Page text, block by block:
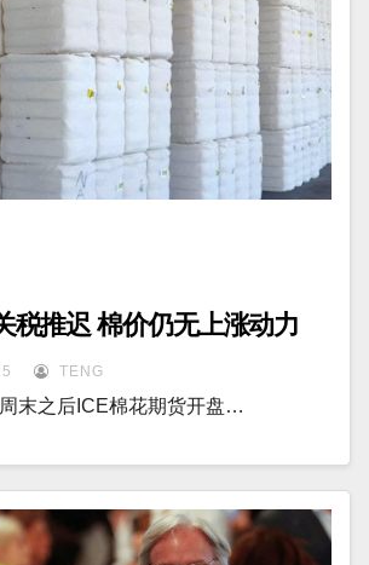
税推迟 棉价仍无上涨动力
TENG
末之后ICE棉花期货开盘…